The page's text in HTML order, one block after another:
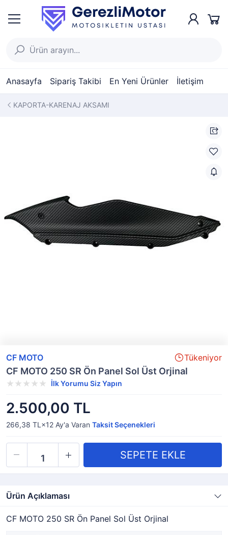
Anasayfa Sipariş Takibi En Yeni Ürünler İletişim
KAPORTA-KARENAJ AKSAMI
CF MOTO Tükeniyor
CF MOTO 250 SR Ön Panel Sol Üst Orjinal
İlk Yorumu Siz Yapın
2.500,00 TL
266,38 TL×12 Ay'a Varan Taksit Seçenekleri
Ürün Açıklaması
CF MOTO 250 SR Ön Panel Sol Üst Orjinal